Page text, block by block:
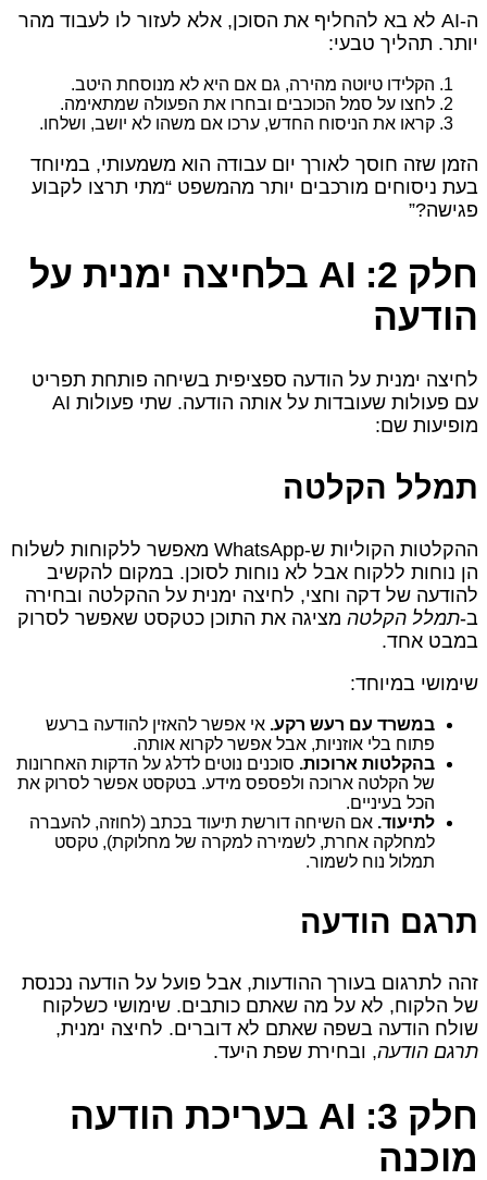
ה‑AI לא בא להחליף את הסוכן, אלא לעזור לו לעבוד מהר
יותר. תהליך טבעי:
הקלידו טיוטה מהירה, גם אם היא לא מנוסחת היטב.
לחצו על סמל הכוכבים ובחרו את הפעולה שמתאימה.
קראו את הניסוח החדש, ערכו אם משהו לא יושב, ושלחו.
הזמן שזה חוסך לאורך יום עבודה הוא משמעותי, במיוחד
בעת ניסוחים מורכבים יותר מהמשפט “מתי תרצו לקבוע
פגישה?”
חלק 2: AI בלחיצה ימנית על
הודעה
לחיצה ימנית על הודעה ספציפית בשיחה פותחת תפריט
עם פעולות שעובדות על אותה הודעה. שתי פעולות AI
מופיעות שם:
תמלל הקלטה
ההקלטות הקוליות ש‑WhatsApp מאפשר ללקוחות לשלוח
הן נוחות ללקוח אבל לא נוחות לסוכן. במקום להקשיב
להודעה של דקה וחצי, לחיצה ימנית על ההקלטה ובחירה
ב‑תמלל הקלטה מציגה את התוכן כטקסט שאפשר לסרוק
במבט אחד.
שימושי במיוחד:
במשרד עם רעש רקע. אי אפשר להאזין להודעה ברעש
פתוח בלי אוזניות, אבל אפשר לקרוא אותה.
בהקלטות ארוכות. סוכנים נוטים לדלג על הדקות האחרונות
של הקלטה ארוכה ולפספס מידע. בטקסט אפשר לסרוק את
הכל בעיניים.
לתיעוד. אם השיחה דורשת תיעוד בכתב (לחוזה, להעברה
למחלקה אחרת, לשמירה למקרה של מחלוקת), טקסט
תמלול נוח לשמור.
תרגם הודעה
זהה לתרגום בעורך ההודעות, אבל פועל על הודעה נכנסת
של הלקוח, לא על מה שאתם כותבים. שימושי כשלקוח
שולח הודעה בשפה שאתם לא דוברים. לחיצה ימנית,
תרגם הודעה, ובחירת שפת היעד.
חלק 3: AI בעריכת הודעה
מוכנה